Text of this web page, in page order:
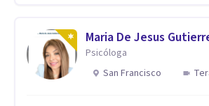
Maria De Jesus
Psicóloga
San Francisco